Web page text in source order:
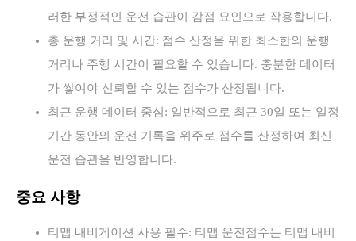
러한 부정적인 운전 습관이 감점 요인으로 작용합니다.
총 운행 거리 및 시간: 점수 산정을 위한 최소한의 운행
거리나 주행 시간이 필요할 수 있습니다. 충분한 데이터
가 쌓여야 신뢰할 수 있는 점수가 산정됩니다.
최근 운행 데이터 중심: 일반적으로 최근 30일 또는 일정
기간 동안의 운전 기록을 위주로 점수를 산정하여 최신
운전 습관을 반영합니다.
중요 사항
티맵 내비게이션 사용 필수: 티맵 운전점수는 티맵 내비